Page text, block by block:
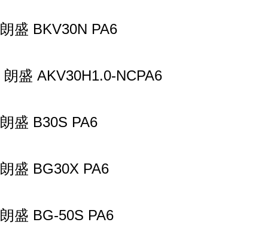
朗盛 BKV30N PA6
朗盛 AKV30H1.0-NCPA6
朗盛 B30S PA6
朗盛 BG30X PA6
朗盛 BG-50S PA6